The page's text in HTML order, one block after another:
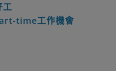
工
time工作機會